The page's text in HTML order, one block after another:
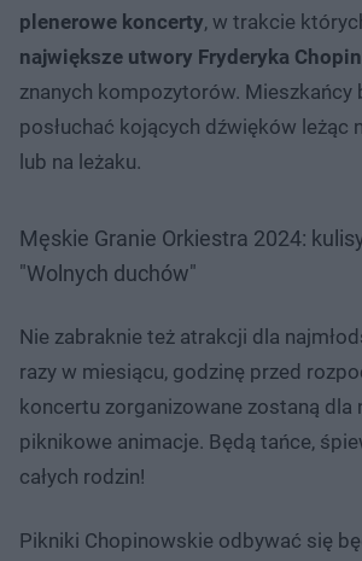
plenerowe koncerty, w trakcie
największe utwory Fryderyka
znanych kompozytorów. Mieszkańcy
posłuchać kojących dźwięków leżąc
lub na leżaku.
Męskie Granie Orkiestra 2024:
"Wolnych duchów"
Nie zabraknie też atrakcji dla
razy w miesiącu, godzinę przed
koncertu zorganizowane zostaną dla
piknikowe animacje. Będą tańce,
całych rodzin!
Pikniki Chopinowskie odbywać się